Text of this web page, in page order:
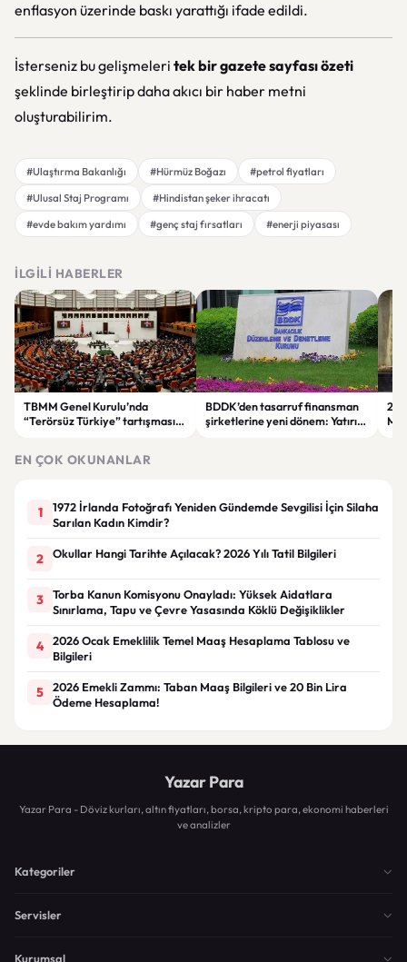
enflasyon üzerinde baskı yarattığı ifade edildi.
İsterseniz bu gelişmeleri tek bir gazete sayfası özeti
şeklinde birleştirip daha akıcı bir haber metni
oluşturabilirim.
#Ulaştırma Bakanlığı #Hürmüz Boğazı
#petrol fiyatları
#Ulusal Staj Programı
#Hindistan şeker ihracatı
#evde bakım yardımı
#genç staj fırsatları #enerji piyasası
İLGILI HABERLER
TBMM Genel Kurulu’nda
“Terörsüz Türkiye” tartışması:
BDDK’den tasarruf finansman
şirketlerine yeni dönem: Yatırım
23.
EN ÇOK OKUNANLAR
1
1972 İrlanda Fotoğrafı Yeniden Gündemde Sevgilisi İçin Silaha
Sarılan Kadın Kimdir?
2 Okullar Hangi Tarihte Açılacak? 2026 Yılı Tatil Bilgileri
3
Torba Kanun Komisyonu Onayladı: Yüksek Aidatlara
Sınırlama, Tapu ve Çevre Yasasında Köklü Değişiklikler
4
2026 Ocak Emeklilik Temel Maaş Hesaplama Tablosu ve
Bilgileri
5
2026 Emekli Zammı: Taban Maaş Bilgileri ve 20 Bin Lira
Ödeme Hesaplama!
Yazar Para
Yazar Para - Döviz kurları, altın fiyatları, borsa, kripto para, ekonomi haberleri
ve analizler
Kategoriler
Servisler
Kurumsal